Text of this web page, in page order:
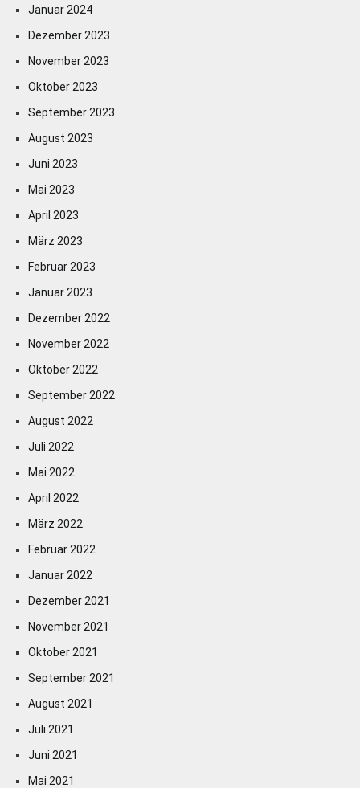
Januar 2024
Dezember 2023
November 2023
Oktober 2023
September 2023
August 2023
Juni 2023
Mai 2023
April 2023
März 2023
Februar 2023
Januar 2023
Dezember 2022
November 2022
Oktober 2022
September 2022
August 2022
Juli 2022
Mai 2022
April 2022
März 2022
Februar 2022
Januar 2022
Dezember 2021
November 2021
Oktober 2021
September 2021
August 2021
Juli 2021
Juni 2021
Mai 2021